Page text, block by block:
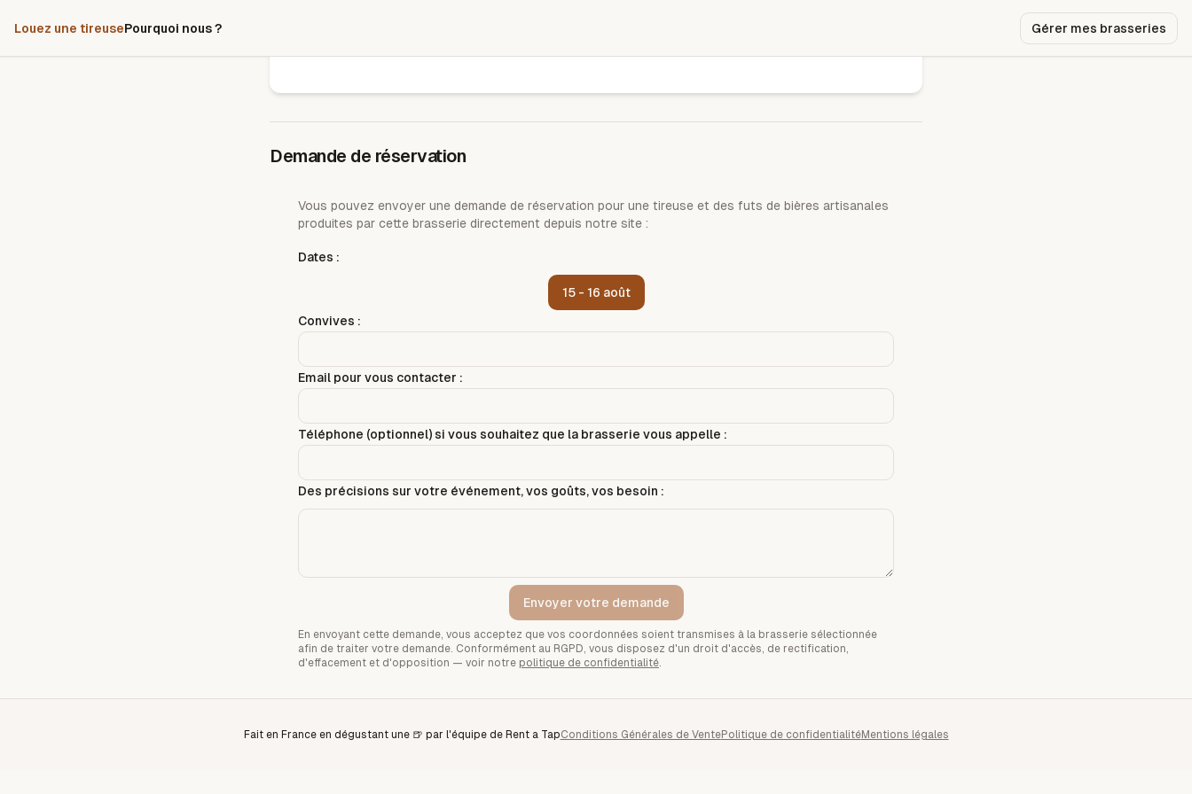
Louez une tireusePourquoi nous ? Gérer mes brasseries
Demande de réservation
Vous pouvez envoyer une demande de réservation pour une tireuse et des futs de bières artisanales
produites par cette brasserie directement depuis notre site :
Dates :
15 - 16 août
Convives :
Email pour vous contacter :
Téléphone (optionnel) si vous souhaitez que la brasserie vous appelle :
Des précisions sur votre événement, vos goûts, vos besoin :
Envoyer votre demande
En envoyant cette demande, vous acceptez que vos coordonnées soient transmises à la brasserie sélectionnée
afin de traiter votre demande. Conformément au RGPD, vous disposez d'un droit d'accès, de rectification,
d'effacement et d'opposition — voir notre politique de confidentialité.
Fait en France en dégustant une 🍺 par l'équipe de Rent a TapConditions Générales de VentePolitique de confidentialitéMentions légales